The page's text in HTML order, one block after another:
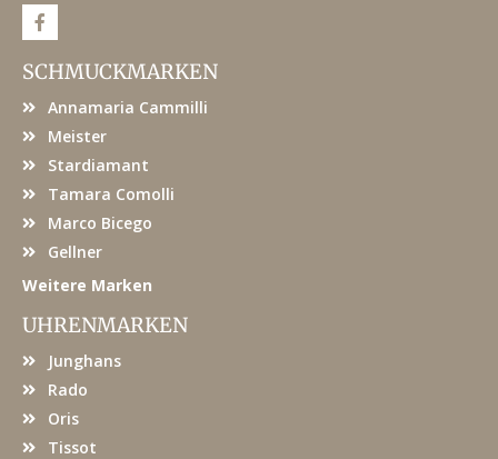
F
a
e
b
o
SCHMUCKMARKEN
Annamaria Cammilli
Meister
Stardiamant
Tamara Comolli
Marco Bicego
Gellner
Weitere Marken
UHRENMARKEN
Junghans
Rado
Oris
Tissot